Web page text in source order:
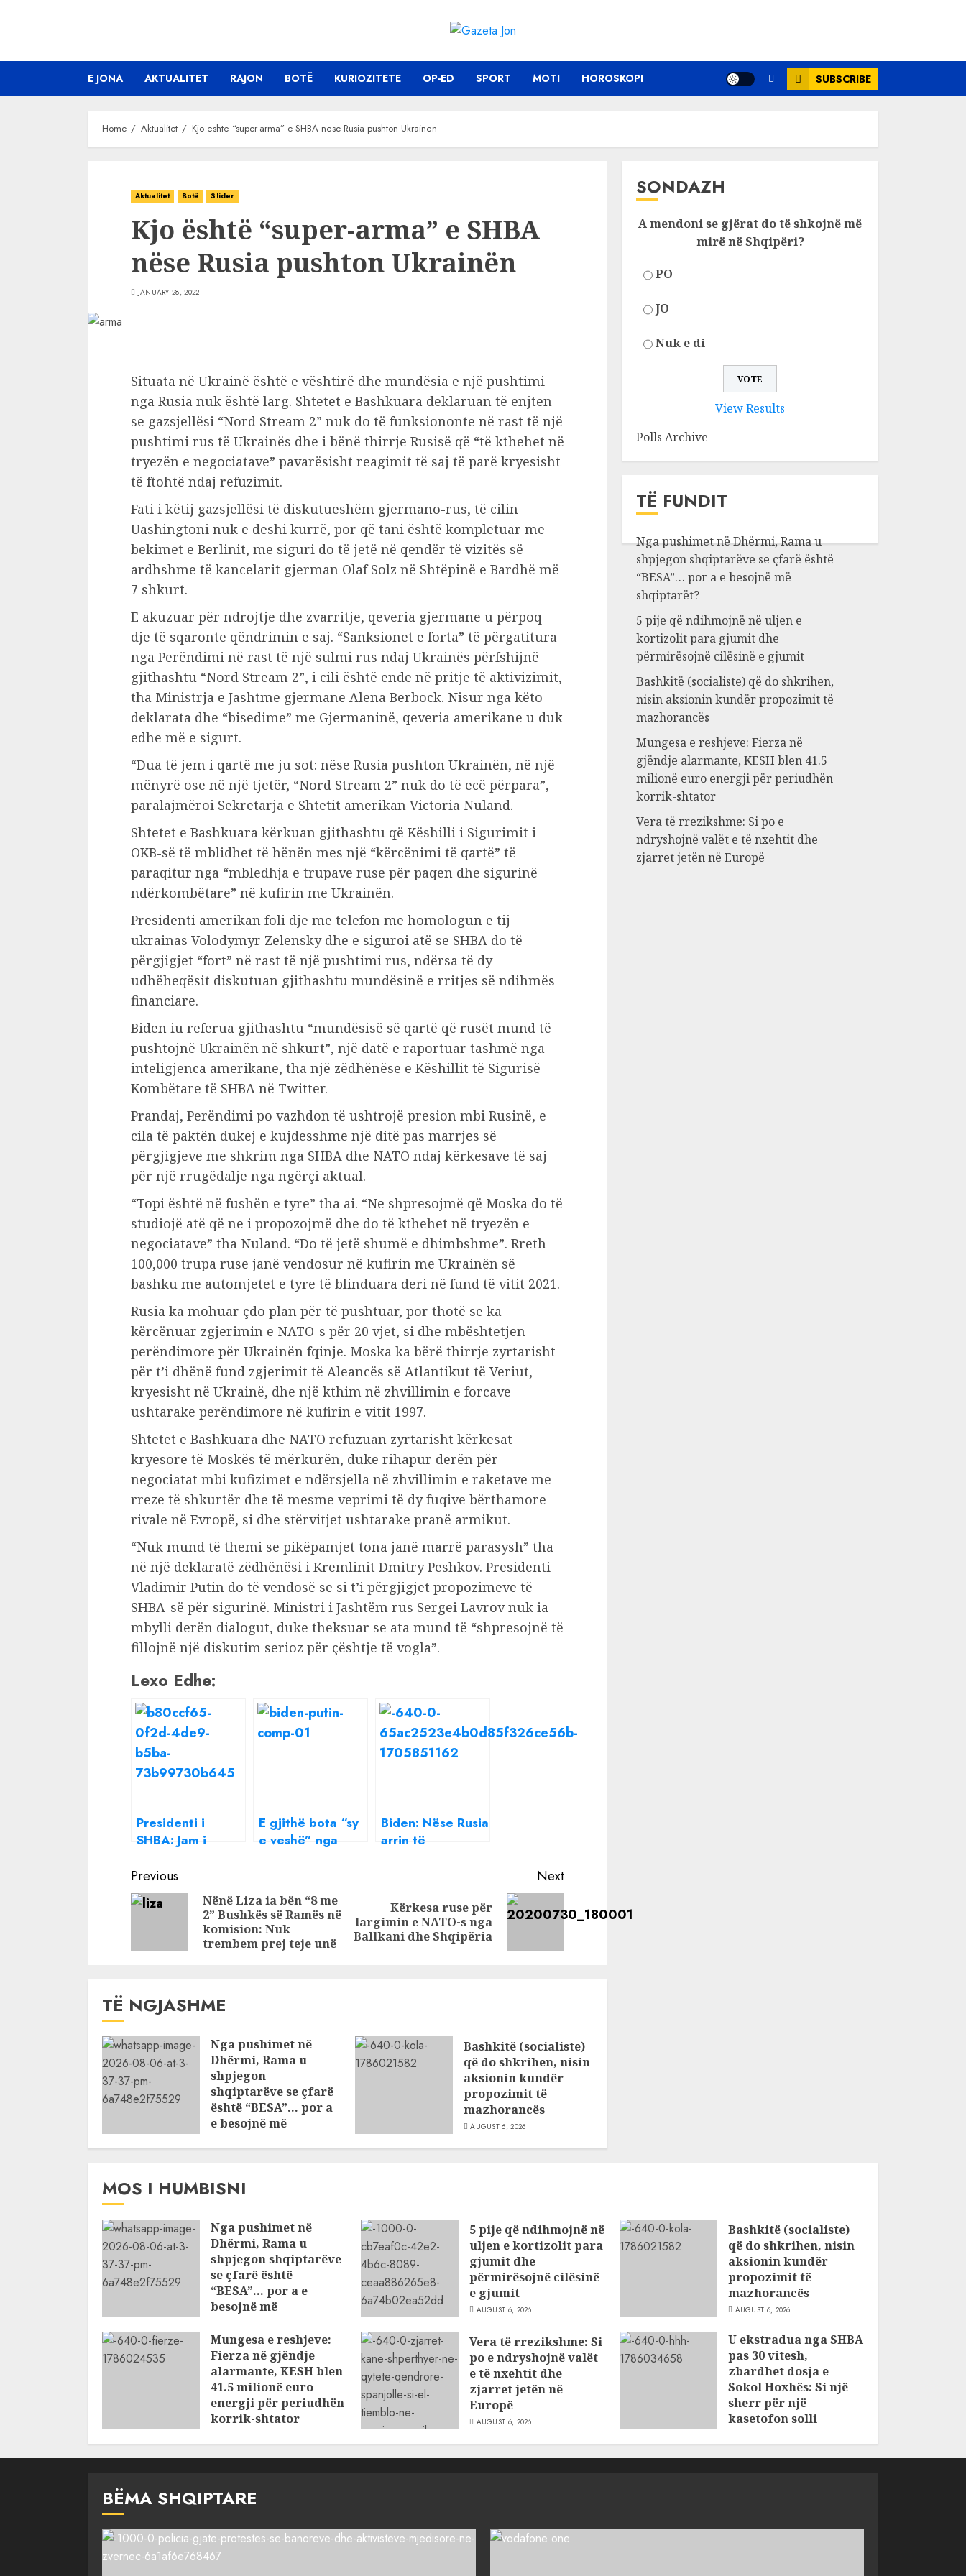
E JONA AKTUALITET RAJON BOTË KURIOZITETE OP-ED SPORT MOTI HOROSKOPI SUBSCRIBE
Home Aktualitet Kjo është “super-arma” e SHBA nëse Rusia pushton Ukrainën
Aktualitet Botë Slider
Kjo është “super-arma” e SHBA
nëse Rusia pushton Ukrainën
JANUARY 28, 2022
Situata në Ukrainë është e vështirë dhe mundësia e një pushtimi
nga Rusia nuk është larg. Shtetet e Bashkuara deklaruan të enjten
se gazsjellësi “Nord Stream 2” nuk do të funksiononte në rast të një
pushtimi rus të Ukrainës dhe i bënë thirrje Rusisë që “të kthehet në
tryezën e negociatave” pavarësisht reagimit të saj të parë kryesisht
të ftohtë ndaj refuzimit.
Fati i këtij gazsjellësi të diskutueshëm gjermano-rus, të cilin
Uashingtoni nuk e deshi kurrë, por që tani është kompletuar me
bekimet e Berlinit, me siguri do të jetë në qendër të vizitës së
ardhshme të kancelarit gjerman Olaf Solz në Shtëpinë e Bardhë më
7 shkurt.
E akuzuar për ndrojtje dhe zvarritje, qeveria gjermane u përpoq
dje të sqaronte qëndrimin e saj. “Sanksionet e forta” të përgatitura
nga Perëndimi në rast të një sulmi rus ndaj Ukrainës përfshijnë
gjithashtu “Nord Stream 2”, i cili është ende në pritje të aktivizimit,
tha Ministrja e Jashtme gjermane Alena Berbock. Nisur nga këto
deklarata dhe “bisedime” me Gjermaninë, qeveria amerikane u duk
edhe më e sigurt.
“Dua të jem i qartë me ju sot: nëse Rusia pushton Ukrainën, në një
mënyrë ose në një tjetër, “Nord Stream 2” nuk do të ecë përpara”,
paralajmëroi Sekretarja e Shtetit amerikan Victoria Nuland.
Shtetet e Bashkuara kërkuan gjithashtu që Këshilli i Sigurimit i
OKB-së të mblidhet të hënën mes një “kërcënimi të qartë” të
paraqitur nga “mbledhja e trupave ruse për paqen dhe sigurinë
ndërkombëtare” në kufirin me Ukrainën.
Presidenti amerikan foli dje me telefon me homologun e tij
ukrainas Volodymyr Zelensky dhe e siguroi atë se SHBA do të
përgjigjet “fort” në rast të një pushtimi rus, ndërsa të dy
udhëheqësit diskutuan gjithashtu mundësinë e rritjes së ndihmës
financiare.
Biden iu referua gjithashtu “mundësisë së qartë që rusët mund të
pushtojnë Ukrainën në shkurt”, një datë e raportuar tashmë nga
inteligjenca amerikane, tha një zëdhënëse e Këshillit të Sigurisë
Kombëtare të SHBA në Twitter.
Prandaj, Perëndimi po vazhdon të ushtrojë presion mbi Rusinë, e
cila të paktën dukej e kujdesshme një ditë pas marrjes së
përgjigjeve me shkrim nga SHBA dhe NATO ndaj kërkesave të saj
për një rrugëdalje nga ngërçi aktual.
“Topi është në fushën e tyre” tha ai. “Ne shpresojmë që Moska do të
studiojë atë që ne i propozojmë dhe do të kthehet në tryezën e
negociatave” tha Nuland. “Do të jetë shumë e dhimbshme”. Rreth
100,000 trupa ruse janë vendosur në kufirin me Ukrainën së
bashku me automjetet e tyre të blinduara deri në fund të vitit 2021.
Rusia ka mohuar çdo plan për të pushtuar, por thotë se ka
kërcënuar zgjerimin e NATO-s për 20 vjet, si dhe mbështetjen
perëndimore për Ukrainën fqinje. Moska ka bërë thirrje zyrtarisht
për t’i dhënë fund zgjerimit të Aleancës së Atlantikut të Veriut,
kryesisht në Ukrainë, dhe një kthim në zhvillimin e forcave
ushtarake perëndimore në kufirin e vitit 1997.
Shtetet e Bashkuara dhe NATO refuzuan zyrtarisht kërkesat
kryesore të Moskës të mërkurën, duke rihapur derën për
negociatat mbi kufizimet e ndërsjella në zhvillimin e raketave me
rreze të shkurtër dhe të mesme veprimi të dy fuqive bërthamore
rivale në Evropë, si dhe stërvitjet ushtarake pranë armikut.
“Nuk mund të themi se pikëpamjet tona janë marrë parasysh” tha
në një deklaratë zëdhënësi i Kremlinit Dmitry Peshkov. Presidenti
Vladimir Putin do të vendosë se si t’i përgjigjet propozimeve të
SHBA-së për sigurinë. Ministri i Jashtëm rus Sergei Lavrov nuk ia
mbylli derën dialogut, duke theksuar se ata mund të “shpresojnë të
fillojnë një diskutim serioz për çështje të vogla”.
Lexo Edhe:
Presidenti i
SHBA: Jam i
do ta pushtojë
Ukrainën
E gjithë bota “sy
e veshë” nga
Biden i tha Putinit
nëse pushton
Ukrainën
Biden: Nëse Rusia
arrin të
ndodhë në
vendet e
Ballkanit?
Continue
Reading
Previous
Previous
post:
Nënë Liza ia bën “8 me
2” Bushkës së Ramës në
komision: Nuk
trembem prej teje unë
Next
Next
post:
Kërkesa ruse për
largimin e NATO-s nga
Ballkani dhe Shqipëria
TË NGJASHME
Nga pushimet në
Dhërmi, Rama u
shpjegon
shqiptarëve se çfarë
është “BESA”… por a
e besojnë më
Bashkitë (socialiste)
që do shkrihen, nisin
aksionin kundër
propozimit të
mazhorancës
AUGUST 6, 2026
SONDAZH
A mendoni se gjërat do të shkojnë më
mirë në Shqipëri?
PO
JO
Nuk e di
View Results
Polls Archive
TË FUNDIT
Nga pushimet në Dhërmi, Rama u
shpjegon shqiptarëve se çfarë është
“BESA”… por a e besojnë më
shqiptarët?
5 pije që ndihmojnë në uljen e
kortizolit para gjumit dhe
përmirësojnë cilësinë e gjumit
Bashkitë (socialiste) që do shkrihen,
nisin aksionin kundër propozimit të
mazhorancës
Mungesa e reshjeve: Fierza në
gjëndje alarmante, KESH blen 41.5
milionë euro energji për periudhën
korrik-shtator
Vera të rrezikshme: Si po e
ndryshojnë valët e të nxehtit dhe
zjarret jetën në Europë
MOS I HUMBISNI
Nga pushimet në
Dhërmi, Rama u
shpjegon shqiptarëve
se çfarë është
“BESA”… por a e
besojnë më
AUGUST 6, 2026
5 pije që ndihmojnë në
uljen e kortizolit para
gjumit dhe
përmirësojnë cilësinë
e gjumit
AUGUST 6, 2026
Bashkitë (socialiste)
që do shkrihen, nisin
aksionin kundër
propozimit të
mazhorancës
AUGUST 6, 2026
Mungesa e reshjeve:
Fierza në gjëndje
alarmante, KESH blen
41.5 milionë euro
energji për periudhën
korrik-shtator
Vera të rrezikshme: Si
po e ndryshojnë valët
e të nxehtit dhe
zjarret jetën në
Europë
AUGUST 6, 2026
U ekstradua nga SHBA
pas 30 vitesh,
zbardhet dosja e
Sokol Hoxhës: Si një
sherr për një
kasetofon solli
BËMA SHQIPTARE